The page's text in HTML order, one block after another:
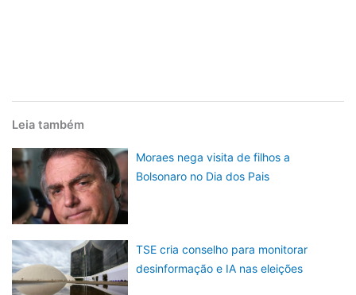
Leia também
Moraes nega visita de filhos a
Bolsonaro no Dia dos Pais
TSE cria conselho para monitorar
desinformação e IA nas eleições